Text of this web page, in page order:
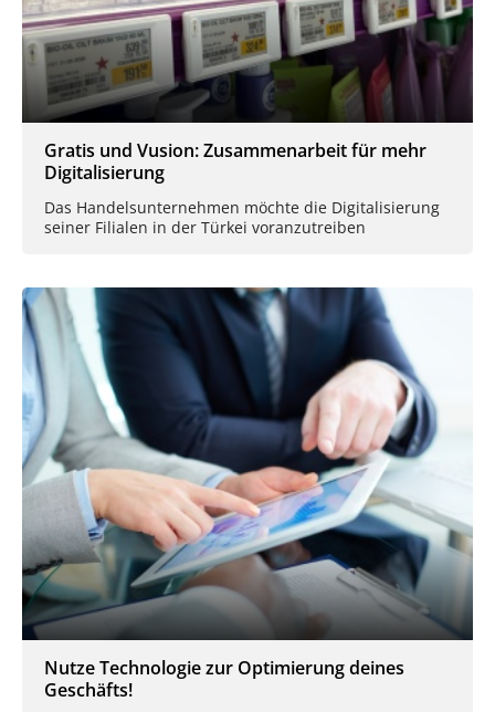
Gratis und Vusion: Zusammenarbeit für mehr
Digitalisierung
Das Handelsunternehmen möchte die Digitalisierung
seiner Filialen in der Türkei voranzutreiben
Nutze Technologie zur Optimierung deines
Geschäfts!